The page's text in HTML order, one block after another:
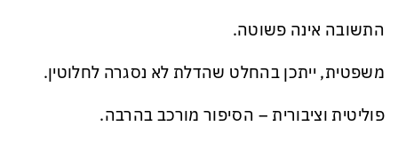
התשובה אינה פשוטה.
משפטית, ייתכן בהחלט שהדלת לא נסגרה לחלוטין.
פוליטית וציבורית – הסיפור מורכב בהרבה.